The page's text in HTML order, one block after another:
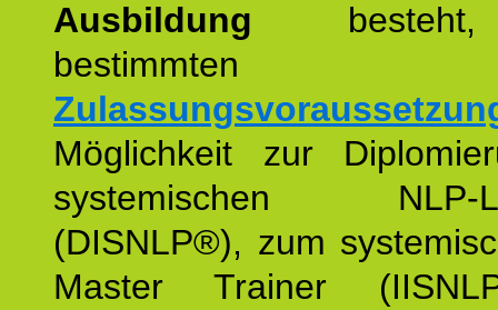
Ausbildung
bestimmten
Möglichkeit zur
systemischen NLP-
(DISNLP®), zum
Master Trainer